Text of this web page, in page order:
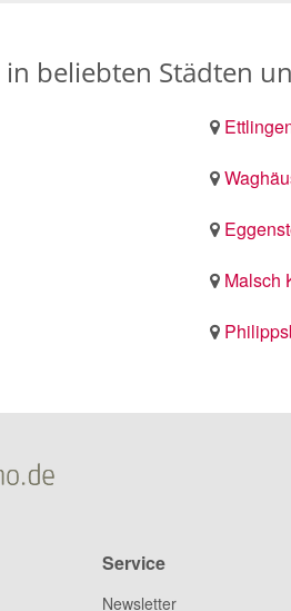
beliebten Städten
Malsch
Service
Newsletter